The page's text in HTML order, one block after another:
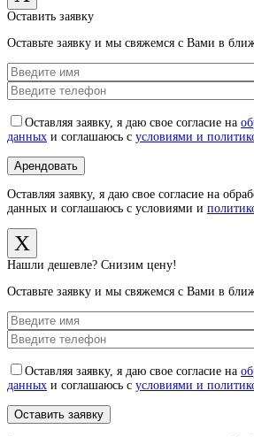
Оставить заявку
Оставьте заявку и мы свяжемся с Вами в
Оставляя заявку, я даю свое согласие на
данных и соглашаюсь с условиями и
Оставляя заявку, я даю свое согласие на
данных и соглашаюсь с условиями и
X
Нашли дешевле? Снизим цену!
Оставьте заявку и мы свяжемся с Вами в
Оставляя заявку, я даю свое согласие на
данных и соглашаюсь с условиями и